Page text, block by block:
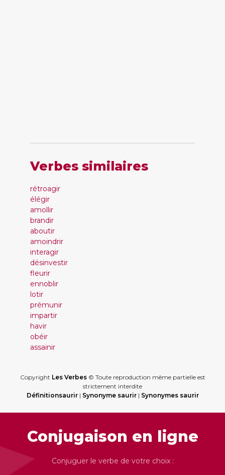
Verbes similaires
rétroagir
élégir
amollir
brandir
aboutir
amoindrir
interagir
désinvestir
fleurir
ennoblir
lotir
prémunir
impartir
havir
obéir
assainir
Copyright Les Verbes© Toute reproduction même partielle est
strictement interdite
Définitionsaurir| Synonyme saurir| Synonymes saurir
Conjugaison en ligne
Conjuguer le verbe de votre choix :